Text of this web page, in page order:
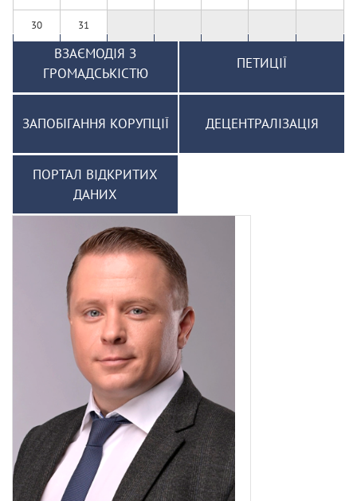
30 31
ВЗАЄМОДІЯ З
ГРОМАДСЬКІСТЮ
ПЕТИЦІЇ
ЗАПОБІГАННЯ КОРУПЦІЇ ДЕЦЕНТРАЛІЗАЦІЯ
ПОРТАЛ ВІДКРИТИХ
ДАНИХ